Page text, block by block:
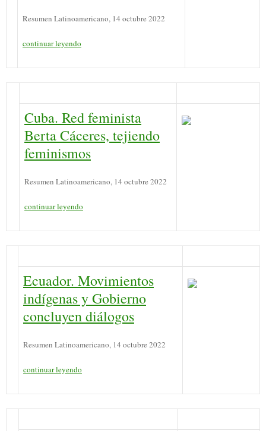
Resumen Latinoamericano, 14 octubre 2022
continuar leyendo
Cuba. Red feminista
Berta Cáceres, tejiendo
feminismos
Resumen Latinoamericano, 14 octubre 2022
continuar leyendo
Ecuador. Movimientos
indígenas y Gobierno
concluyen diálogos
Resumen Latinoamericano, 14 octubre 2022
continuar leyendo